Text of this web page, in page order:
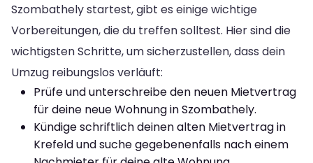
Szombathely startest, gibt es einige wichtige
Vorbereitungen, die du treffen solltest. Hier sind die
wichtigsten Schritte, um sicherzustellen, dass dein
Umzug reibungslos verläuft:
Prüfe und unterschreibe den neuen Mietvertrag
für deine neue Wohnung in Szombathely.
Kündige schriftlich deinen alten Mietvertrag in
Krefeld und suche gegebenenfalls nach einem